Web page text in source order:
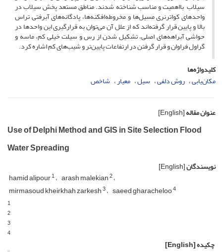
سیلاب بااهمیت و مناسب شناخته شدند. مناطق مستعد پخش سیلاب در
واحدهای کواترنری مسیل‌ها و مخروطه‌افکنه‌ها، پادگانه‌های آبرفتی تراس
بالا و پایین قرار گرفته‌اند که از علل آن می‌توان به قرار‌گیری این واحدها در
حواشی آبراهه‌های اصلی، تشکیل شدن از رس و سیلت خیلی کم، ماسه و
گراول فراوان و قرار گرفتن در ارتفاعات پایین‌تر و شیب‌های کم اشاره کرد.
کلیدواژه‌ها
مکان‌یابی روش دلفی سیل معیار شاخص
عنوان مقاله[English]
Use of Delphi Method and GIS in Site Selection Flood
Water Spreading
نویسندگان[English]
hamid alipour1 arash malekian2
mirmasoud kheirkhah zarkesh3 saeed gharacheloo4
1
2
3
4
چکیده[English]